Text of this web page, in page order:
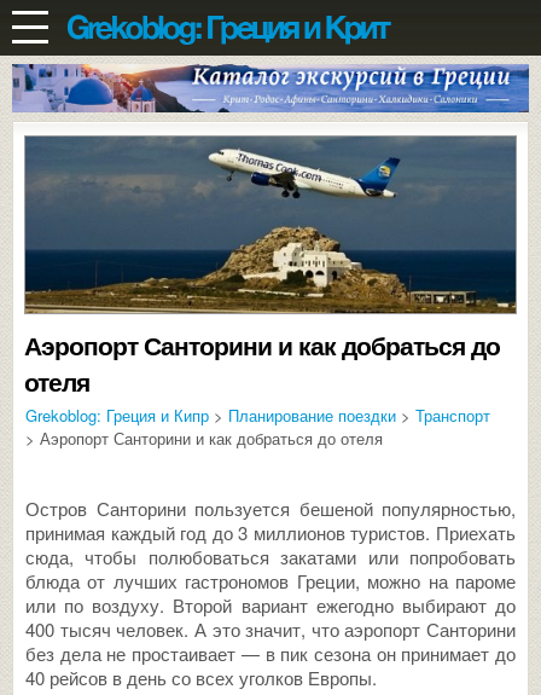
Аэропорт Санторини и как добраться до
отеля
Grekoblog: Греция и Кипр > Планирование поездки > Транспорт
> Аэропорт Санторини и как добраться до отеля
Остров Санторини пользуется бешеной популярностью,
принимая каждый год до 3 миллионов туристов. Приехать
сюда, чтобы полюбоваться закатами или попробовать
блюда от лучших гастрономов Греции, можно на пароме
или по воздуху. Второй вариант ежегодно выбирают до
400 тысяч человек. А это значит, что аэропорт Санторини
без дела не простаивает — в пик сезона он принимает до
40 рейсов в день со всех уголков Европы.